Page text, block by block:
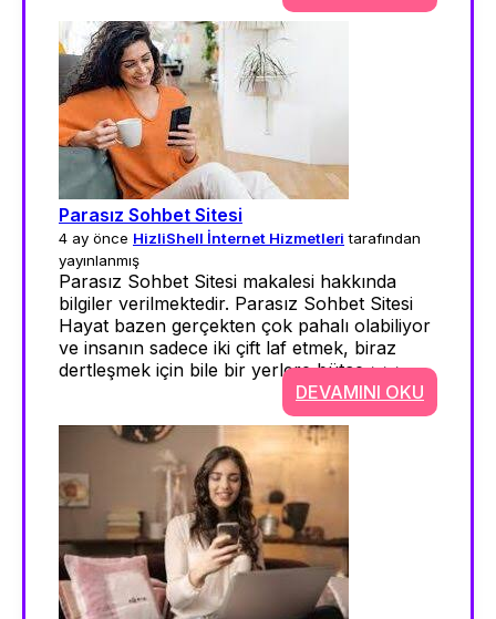
Parasız Sohbet Sitesi
4 ay önce HizliShell İnternet Hizmetleri tarafından
yayınlanmış
Parasız Sohbet Sitesi makalesi hakkında
bilgiler verilmektedir. Parasız Sohbet Sitesi
Hayat bazen gerçekten çok pahalı olabiliyor
ve insanın sadece iki çift laf etmek, biraz
dertleşmek için bile bir yerlere bütçe >>>
DEVAMINI OKU